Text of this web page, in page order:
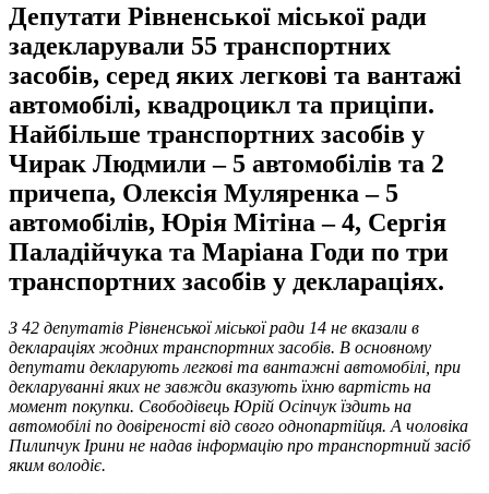
Депутати Рівненської міської ради
задекларували 55 транспортних
засобів, серед яких легкові та вантажі
автомобілі, квадроцикл та приціпи.
Найбільше транспортних засобів у
Чирак Людмили – 5 автомобілів та 2
причепа, Олексія Муляренка – 5
автомобілів, Юрія Мітіна – 4, Сергія
Паладійчука та Маріана Годи по три
транспортних засобів у деклараціях.
З 42 депутатів Рівненської міської ради 14 не вказали в
деклараціях жодних транспортних засобів. В основному
депутати декларують легкові та вантажні автомобілі, при
декларуванні яких не завжди вказують їхню вартість на
момент покупки. Свободівець Юрій Осіпчук їздить на
автомобілі по довіреності від свого однопартійця. А чоловіка
Пилипчук Ірини не надав інформацію про транспортний засіб
яким володіє.